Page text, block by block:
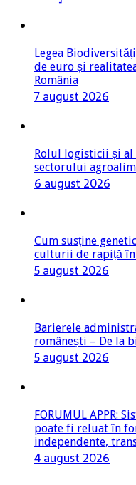
Legea
7 august 2026
4 august 2026